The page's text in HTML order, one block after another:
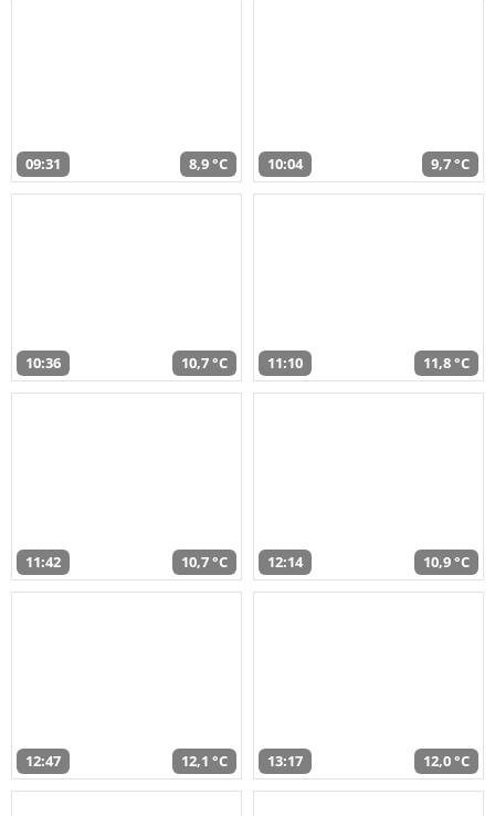
09:31 8,9 °C 10:04 9,7 °C
10:36 10,7 °C 11:10 11,8 °C
11:42 10,7 °C 12:14 10,9 °C
12:47 12,1 °C 13:17 12,0 °C